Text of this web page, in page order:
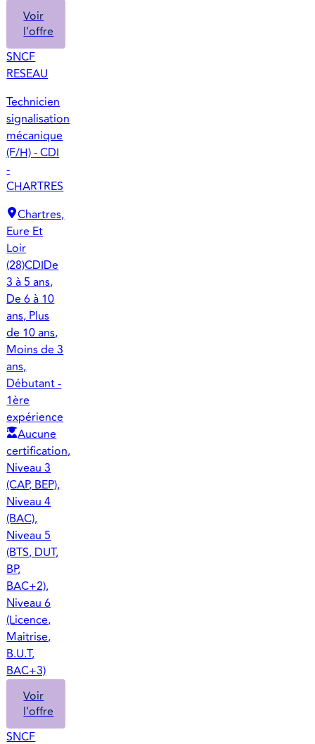
Voir
l'offre
SNCF
RESEAU
Technicien
signalisation
mécanique
(F/H) - CDI
-
CHARTRES
Chartres,
Eure Et
Loir
(28)CDIDe
3 à 5 ans,
De 6 à 10
ans, Plus
de 10 ans,
Moins de 3
ans,
Débutant -
1ère
expérience
Aucune
certification,
Niveau 3
(CAP, BEP),
Niveau 4
(BAC),
Niveau 5
(BTS, DUT,
BP,
BAC+2),
Niveau 6
(Licence,
Maitrise,
B.U.T,
BAC+3)
Voir
l'offre
SNCF